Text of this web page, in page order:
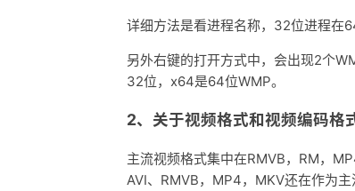
详细方法是看进程名称，32位进程在
另外右键的打开方式中，会出现2个
32位，x64是64位WMP。
2、关于视频格式和视频编码格
主流视频格式集中在RMVB，RM，
AVI、RMVB，MP4，MKV还在作为